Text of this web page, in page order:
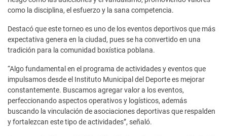
como la disciplina, el esfuerzo y la sana competencia.
Destacó que este torneo es uno de los eventos deportivos que más
expectativa genera en la ciudad, pues se ha convertido en una
tradición para la comunidad boxística poblana.
“Algo fundamental en el programa de actividades y eventos que
impulsamos desde el Instituto Municipal del Deporte es mejorar
constantemente. Buscamos agregar valor a los eventos,
perfeccionando aspectos operativos y logísticos, además
buscando la vinculación de asociaciones deportivas que respalden
y fortalezcan este tipo de actividades”, señaló.